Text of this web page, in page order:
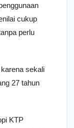
cukup
perlu
sekali
27 tahun
KTP